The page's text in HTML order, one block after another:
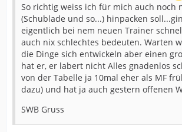
So richtig weiss ich für mich auch noch
(Schublade und so...) hinpacken
eigentlich bei nem neuen Trainer
auch nix schlechtes bedeuten. Warten
die Dinge sich entwickeln aber einen
hat er, er labert nicht Alles gnadenlos
von der Tabelle ja 10mal eher als MF
dazu) und hat ja auch gestern offenen
SWB Gruss